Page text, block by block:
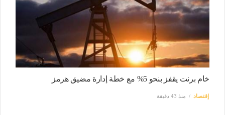
خام برنت يقفز بنحو 5% مع خطة إدارة مضيق هرمز
إقتصاد منذ 43 دقيقة